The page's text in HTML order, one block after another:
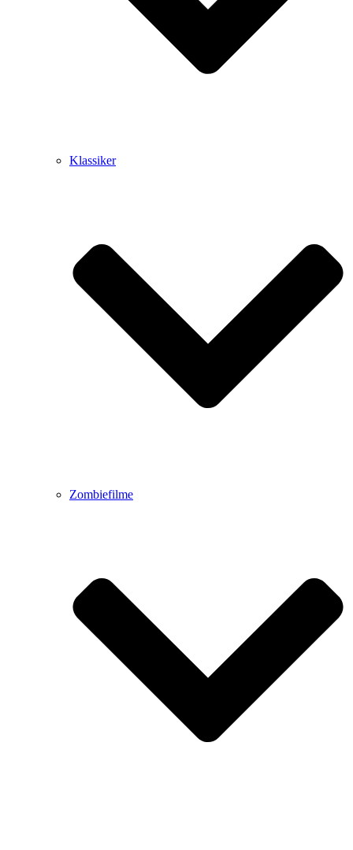
Klassiker
Zombiefilme